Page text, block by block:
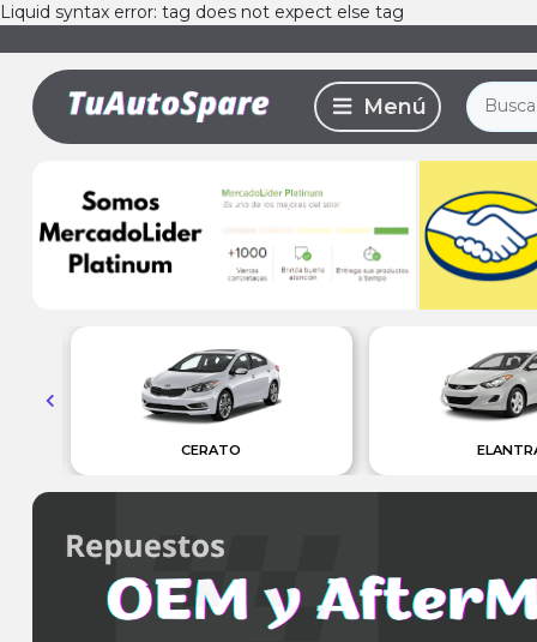
Liquid syntax error: tag does not expect else tag
CERATO